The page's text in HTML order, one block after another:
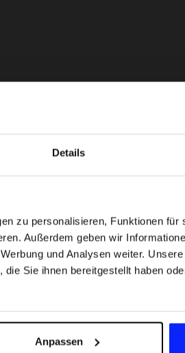
Details
zu personalisieren, Funktionen für
Außerdem geben wir
und Analysen weiter.
Sie ihnen bereitgestellt haben
Anpassen
-
Formel-1-Strecken, die keine
zählen.